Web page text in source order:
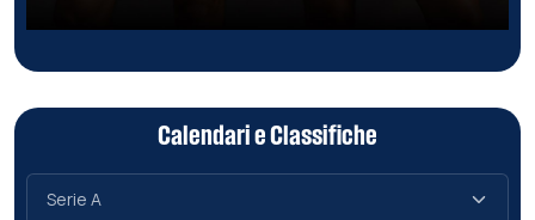
Calendari e Classifiche